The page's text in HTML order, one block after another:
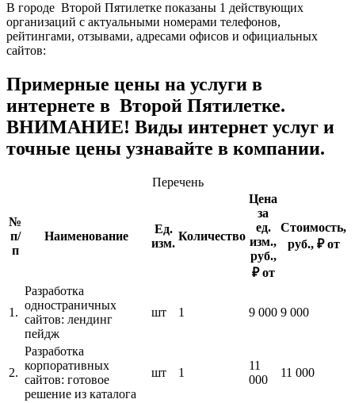
В городе Второй Пятилетке показаны 1 действующих
организаций с актуальными номерами телефонов,
рейтингами, отзывами, адресами офисов и официальных
сайтов:
Примерные цены на услуги в
интернете в Второй Пятилетке.
ВНИМАНИЕ! Виды интернет услуг и
точные цены узнавайте в компании.
Перечень
№
п/
п
Наименование
Ед.
изм.
Количество
Цена
за
ед.
изм.,
руб.,
₽ от
Стоимость,
руб., ₽ от
1.
Разработка
одностраничных
сайтов: лендинг
пейдж
шт 1 9 000 9 000
2.
Разработка
корпоративных
сайтов: готовое
решение из каталога
шт 1
11
000
11 000